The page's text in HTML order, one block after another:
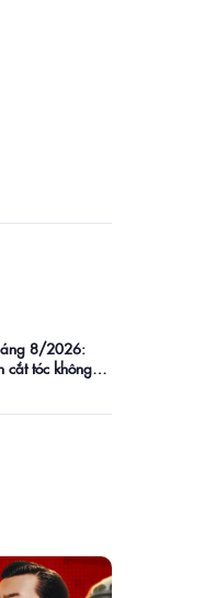
8/2026:
cắt tóc không?